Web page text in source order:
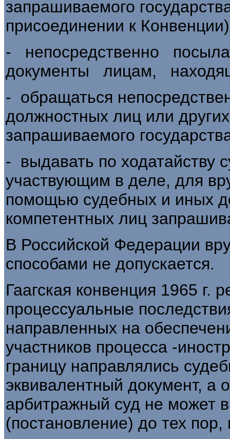
запрашиваемого
присоединении к
- непосредственно
документы лицам,
- обращаться
должностных лиц или
запрашиваемого
- выдавать по ходатайству
участвующим в деле, для
помощью судебных и иных
компетентных лиц
В Российской Федерации
способами не допускается.
Гаагская конвенция 1965 г.
процессуальные
направленных на
участников процесса -
границу направлялись
эквивалентный документ, а
арбитражный суд не может
(постановление) до тех пор,